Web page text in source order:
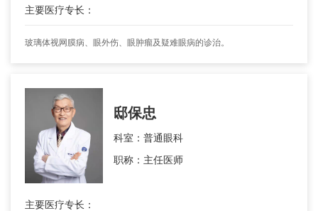
主要医疗专长：
玻璃体视网膜病、眼外伤、眼肿瘤及疑难眼病的诊治。
邸保忠
科室：普通眼科
职称：主任医师
主要医疗专长：